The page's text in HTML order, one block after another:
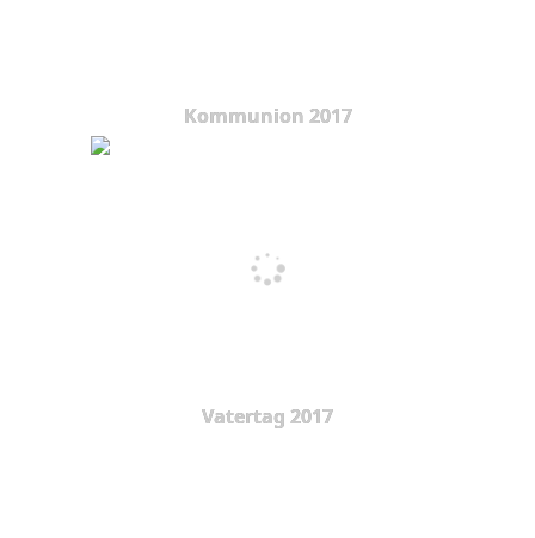
Kommunion 2017
Vatertag 2017